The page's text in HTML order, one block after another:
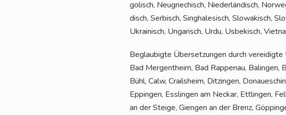
go­lisch, Neu­grie­chisch, Nie­der­län­disch,
disch, Ser­bisch, Sin­gha­le­sisch, Slo­wa­kisch,
Ukrai­nisch, Unga­risch, Urdu, Usbe­kisch,
Beglau­big­te Über­set­zun­gen durch ver­ei­dig­te
Bad Mer­gen­theim, Bad Rap­pen­au, Balin­gen,
Bühl, Calw, Crails­heim, Dit­zin­gen,
Eppin­gen, Ess­lin­gen am Neckar, Ett­lin­gen,
an der Stei­ge, Gien­gen an der Brenz,